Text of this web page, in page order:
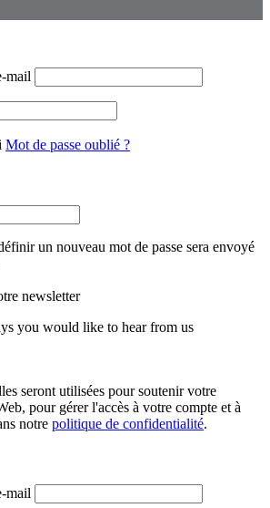
mail
Mot de passe oublié ?
un nouveau mot de passe sera envoyé
newsletter
you would like to hear from us
seront utilisées pour soutenir votre
pour gérer l'accès à votre compte et à
notre politique de confidentialité.
mail